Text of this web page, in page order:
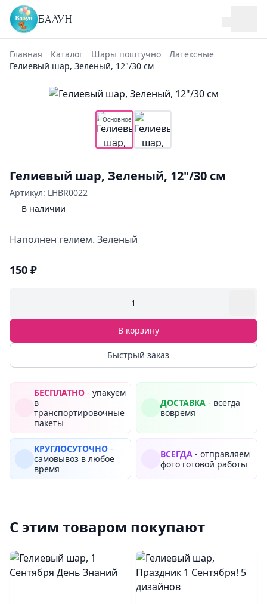
БАЛУН
Главная Каталог Шары поштучно
Латексные
Гелиевый шар, Зеленый, 12"/30 см
Основное
Гелиевый шар, Зеленый, 12"/30 см
Артикул: LHBR0022
В наличии
Наполнен гелием. Зеленый
150 ₽
1
В корзину
Быстрый заказ
БЕСПЛАТНО - упакуем
в
транспортировочные
пакеты
ДОСТАВКА - всегда
вовремя
КРУГЛОСУТОЧНО -
самовывоз в любое
время
ВСЕГДА - отправляем
фото готовой работы
С этим товаром покупают